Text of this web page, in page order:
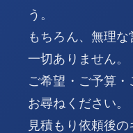
う。
もちろん、無理
一切ありません。
ご希望・ご予算
お尋ねください。
見積もり依頼後の